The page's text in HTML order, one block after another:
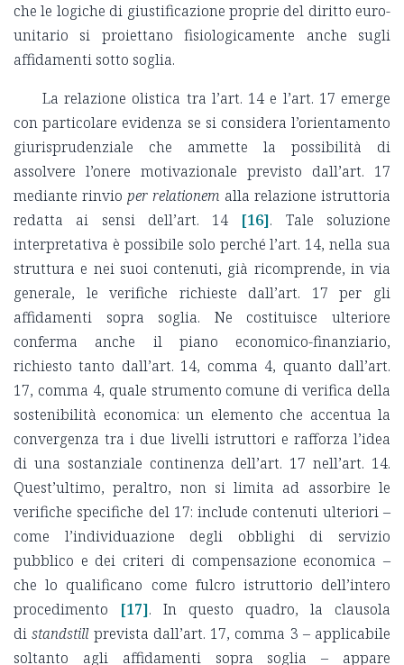
che le logiche di giustificazione proprie del diritto euro-
unitario si proiettano fisiologicamente anche sugli
affidamenti sotto soglia.
La relazione olistica tra l’art. 14 e l’art. 17 emerge
con particolare evidenza se si considera l’orientamento
giurisprudenziale che ammette la possibilità di
assolvere l’onere motivazionale previsto dall’art. 17
mediante rinvio per relationem alla relazione istruttoria
redatta ai sensi dell’art. 14
[16]. Tale soluzione
interpretativa è possibile solo perché l’art. 14, nella sua
struttura e nei suoi contenuti, già ricomprende, in via
generale, le verifiche richieste dall’art. 17 per gli
affidamenti sopra soglia. Ne costituisce ulteriore
conferma anche il piano economico-finanziario,
richiesto tanto dall’art. 14, comma 4, quanto dall’art.
17, comma 4, quale strumento comune di verifica della
sostenibilità economica: un elemento che accentua la
convergenza tra i due livelli istruttori e rafforza l’idea
di una sostanziale continenza dell’art. 17 nell’art. 14.
Quest’ultimo, peraltro, non si limita ad assorbire le
verifiche specifiche del 17: include contenuti ulteriori –
come l’individuazione degli obblighi di servizio
pubblico e dei criteri di compensazione economica –
che lo qualificano come fulcro istruttorio dell’intero
procedimento
[17]. In questo quadro, la clausola
distandstillprevista dall’art. 17, comma 3 – applicabile
soltanto agli affidamenti sopra soglia – appare